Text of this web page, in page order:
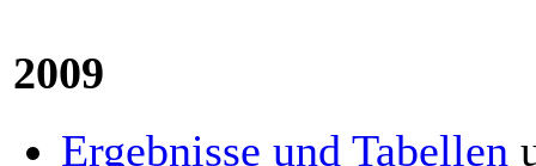
2009
Ergebnisse und Tabellen